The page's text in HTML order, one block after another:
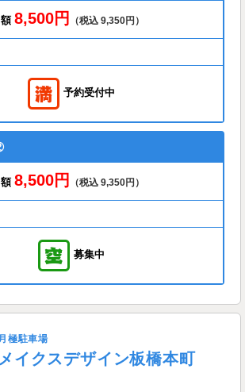
額 8,500円 （税込 9,350円）
予約受付中
額 8,500円 （税込 9,350円）
募集中
月極駐車場
メイクスデザイン板橋本町